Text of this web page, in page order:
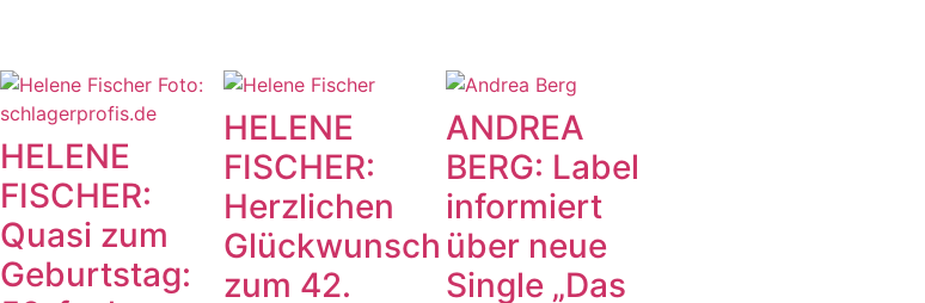
HELENE
FISCHER:
Quasi zum
Geburtstag:
HELENE
FISCHER:
Herzlichen
Glückwunsch
zum 42.
ANDREA
BERG: Label
informiert
über neue
Single „Das